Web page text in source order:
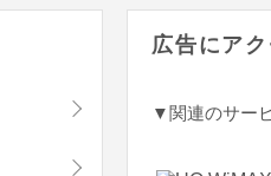
広告にア
▼関連のサー